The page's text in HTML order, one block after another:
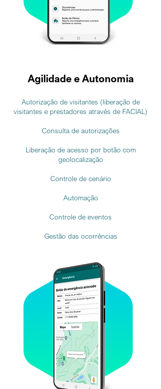
Agilidade e Autonomia
Autorização de visitantes (liberação de
visitantes e prestadores através de FACIAL)
Consulta de autorizações
Liberação de acesso por botão com
geolocalização
Controle de cenário
Automação
Controle de eventos
Gestão das ocorrências